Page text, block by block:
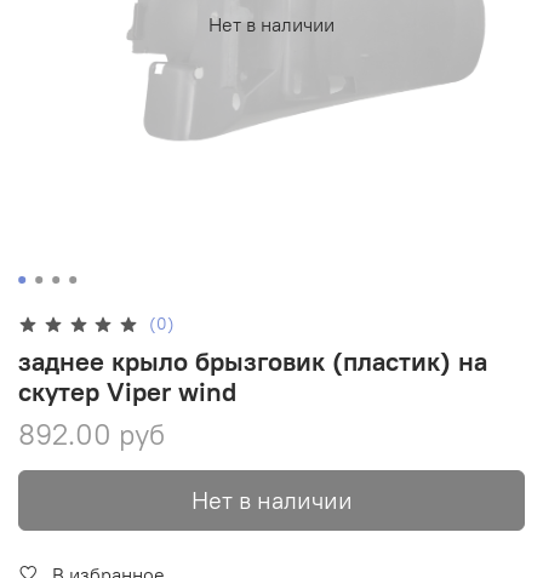
Нет в наличии
(0)
заднее крыло брызговик (пластик) на
скутер Viper wind
892.00 руб
Нет в наличии